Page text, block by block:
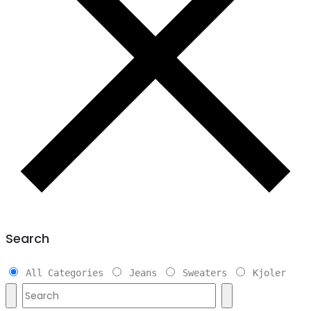
Search
All Categories Jeans Sweaters Kjoler